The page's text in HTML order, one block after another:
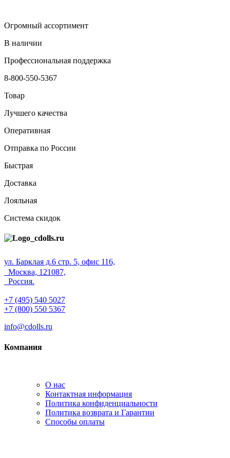
Огромный ассортимент
В наличии
Профессиональная поддержка
8-800-550-5367
Товар
Лучшего качества
Оперативная
Отправка по России
Быстрая
Доставка
Лояльная
Система скидок
ул. Барклая д.6 стр. 5, офис 116,
Москва, 121087,
Россия.
+7 (495) 540 5027
+7 (800) 550 5367
info@cdolls.ru
Компания
О нас
Контактная информация
Политика конфиденциальности
Политика возврата и Гарантии
Способы оплаты